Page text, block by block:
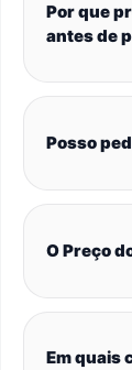
Por que
antes de
Posso
O Preço
Em quais